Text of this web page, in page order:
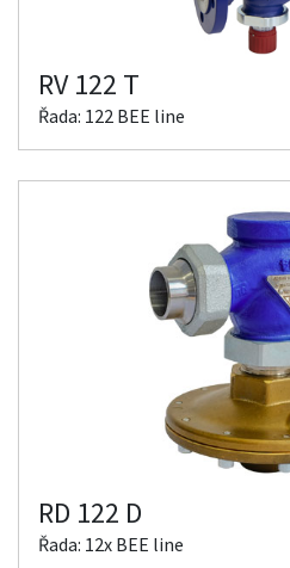
RV 122 T
Řada: 122 BEE line
RD 122 D
Řada: 12x BEE line